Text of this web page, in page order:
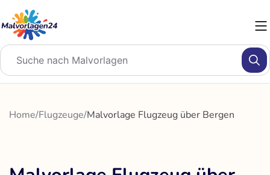
Inhalt
springen
Home/Flugzeuge/Malvorlage Flugzeug über Bergen